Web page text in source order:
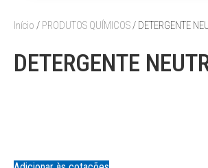
Início / PRODUTOS QUÍMICOS/ DETERGENTE
DETERGENTE